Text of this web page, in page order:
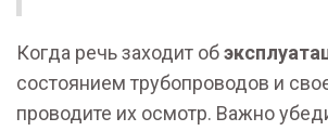
Когда речь заходит об
состоянием трубопроводов и
проводите их осмотр. Важно